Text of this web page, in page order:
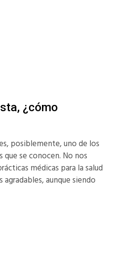
¿cómo
posiblemente, uno de los
que se conocen. No nos
médicas para la salud
agradables, aunque siendo